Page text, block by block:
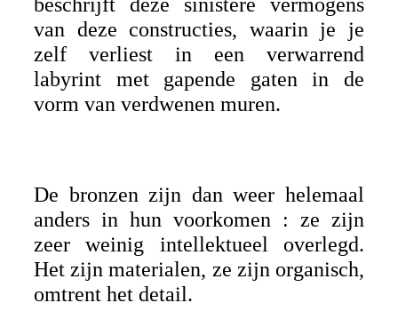
van deze constructies, waarin je je
zelf verliest in een verwarrend
labyrint met gapende gaten in de
vorm van verdwenen muren.
De bronzen zijn dan weer helemaal
anders in hun voorkomen : ze zijn
zeer weinig intellektueel overlegd.
Het zijn materialen, ze zijn organisch,
omtrent het detail.